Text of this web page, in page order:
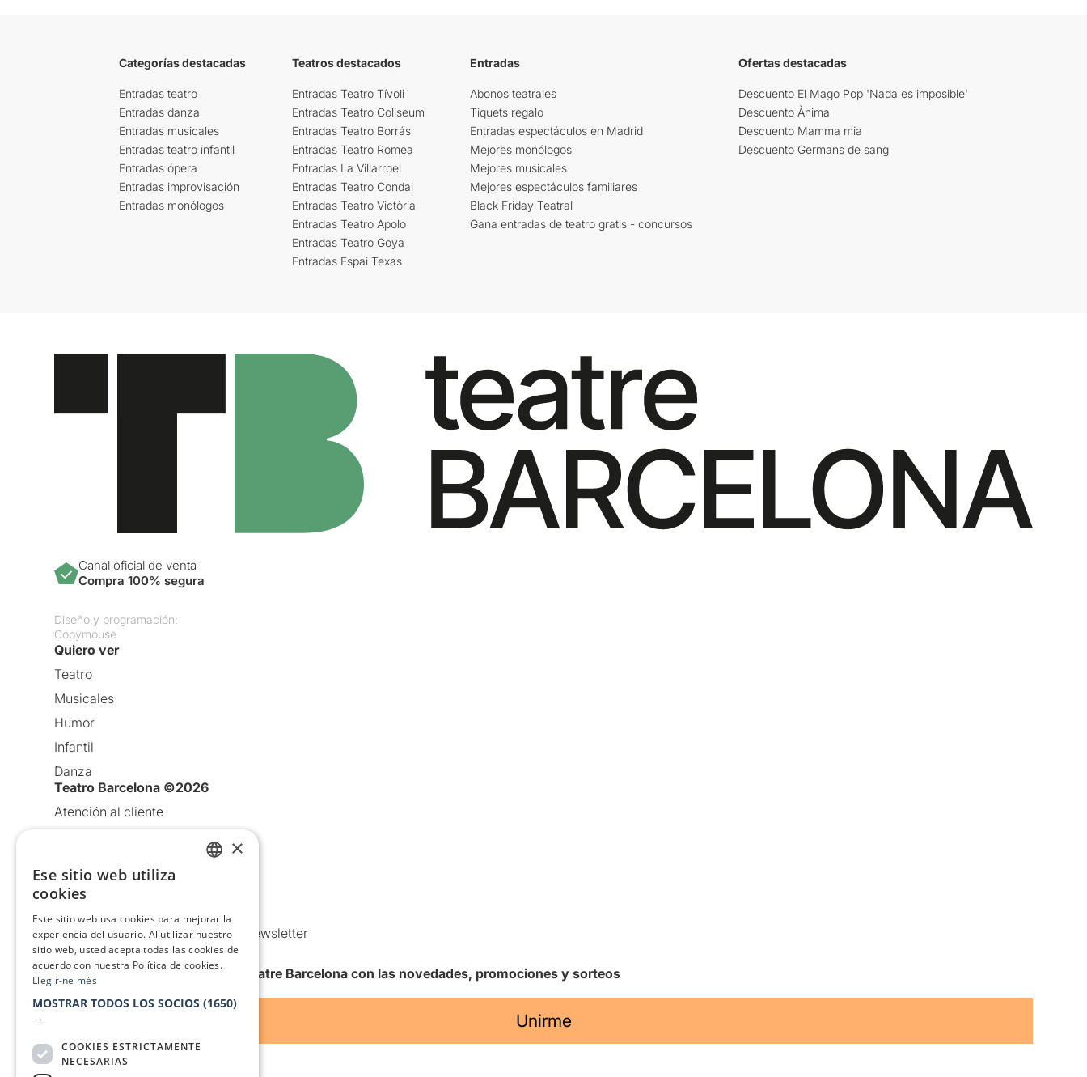
Categorías destacadas
Entradas teatro
Entradas danza
Entradas musicales
Entradas teatro infantil
Entradas ópera
Entradas improvisación
Entradas monólogos
Teatros destacados
Entradas Teatro Tívoli
Entradas Teatro Coliseum
Entradas Teatro Borrás
Entradas Teatro Romea
Entradas La Villarroel
Entradas Teatro Condal
Entradas Teatro Victòria
Entradas Teatro Apolo
Entradas Teatro Goya
Entradas Espai Texas
Entradas
Abonos teatrales
Tiquets regalo
Entradas espectáculos en Madrid
Mejores monólogos
Mejores musicales
Mejores espectáculos familiares
Black Friday Teatral
Gana entradas de teatro gratis - concursos
Ofertas destacadas
Descuento El Mago Pop 'Nada es imposible'
Descuento Ànima
Descuento Mamma mia
Descuento Germans de sang
Canal oficial de venta
Compra 100% segura
Diseño y programación:
Copymouse
Quiero ver
Teatro
Musicales
Humor
Infantil
Danza
Teatro Barcelona ©2026
Atención al cliente
Política de Cookies
Comunicaciones comerciales y Newsletter
Anuncia’t
Quiero recibir la newsletter de Teatre Barcelona con las novedades, promociones y sorteos
Unirme
×
Ese sitio web utiliza
cookies
Este sitio web usa cookies para mejorar la
experiencia del usuario. Al utilizar nuestro
sitio web, usted acepta todas las cookies de
acuerdo con nuestra Política de cookies.
Llegir-ne més
MOSTRAR TODOS LOS SOCIOS (1650)
→
COOKIES ESTRICTAMENTE
NECESARIAS